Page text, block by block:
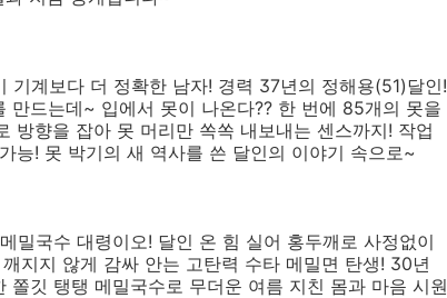
기계보다 더 정확한 남자! 경력 37년의 정해용(51)달인!
만드는데~ 입에서 못이 나온다?? 한 번에 85개의 못을
방향을 잡아 못 머리만 쏙쏙 내보내는 센스까지! 작업
능! 못 박기의 새 역사를 쓴 달인의 이야기 속으로~
밀국수 대령이오! 달인 온 힘 실어 홍두깨로 사정없이
지지 않게 감싸 안는 고탄력 수타 메밀면 탄생! 30년
깃 탱탱 메밀국수로 무더운 여름 지친 몸과 마음 시원